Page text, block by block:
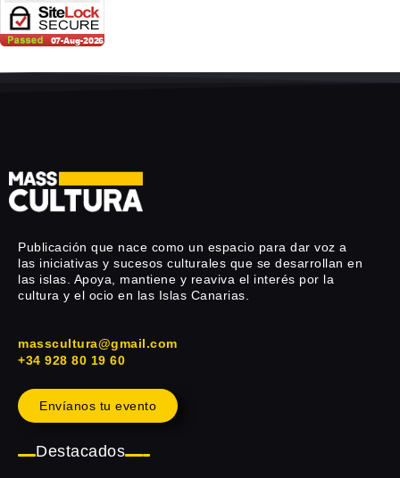
Publicación que nace como un espacio para dar voz a
las iniciativas y sucesos culturales que se desarrollan en
las islas. Apoya, mantiene y reaviva el interés por la
cultura y el ocio en las Islas Canarias.
masscultura@gmail.com
+34 928 80 19 60
Envíanos tu evento
Destacados